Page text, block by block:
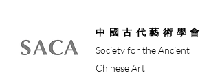
中國古代藝術學會
Society for the Ancient
Chinese Art